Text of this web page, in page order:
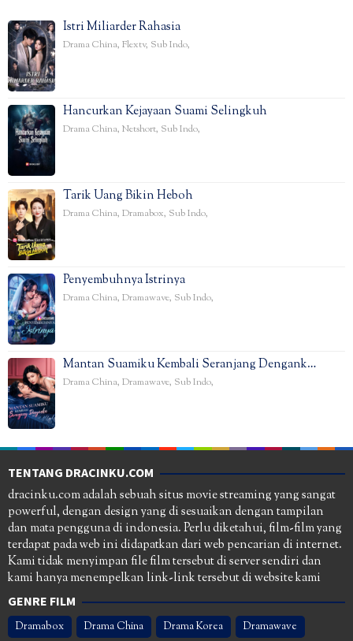
Istri Miliarder Rahasia
Drama China, Flextv, Sub Indo,
Hancurkan Kejayaan Suami Selingkuh
Drama China, Netshort, Sub Indo,
Tarik Uang Bikin Heboh
Drama China, Dramabox, Sub Indo,
Penyembuhnya Istrinya
Drama China, Dramawave, Sub Indo,
Mantan Suamiku Kembali Seranjang Dengank…
Drama China, Dramawave, Sub Indo,
TENTANG DRACINKU.COM
dracinku.com adalah sebuah situs movie streaming yang sangat
powerful, dengan design yang di sesuaikan dengan tampilan
dan mata pengguna di indonesia. Perlu diketahui, film-film yang
terdapat pada web ini didapatkan dari web pencarian di internet.
Kami tidak menyimpan file film tersebut di server sendiri dan
kami hanya menempelkan link-link tersebut di website kami
GENRE FILM
Dramabox Drama China Drama Korea Dramawave